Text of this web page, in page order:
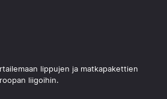
lippujen ja matkapakettien
liigoihin.